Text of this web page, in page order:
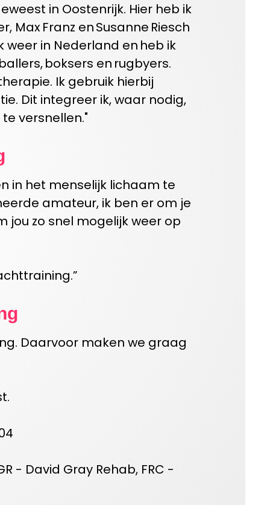
in Oostenrijk. Hier heb ik
Max Franz enSusanne Riesch
weer in Nederland en heb ik
boksers en rugbyers.
Ik gebruik hierbij
Dit integreer ik, waar nodig,
versnellen."
in het menselijk lichaam te
amateur, ik ben er om je
jou zo snel mogelijk weer op
”
Daarvoormaken we graag
- David Gray Rehab, FRC -